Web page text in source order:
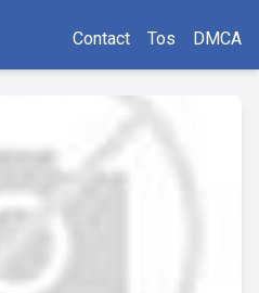
Contact Tos DMCA